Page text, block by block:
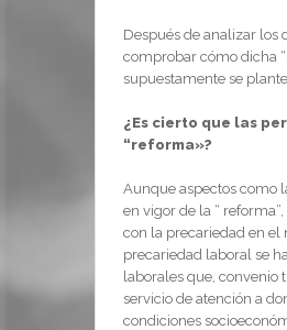
Después de analizar los
comprobar cómo dicha
supuestamente se
¿Es cierto que las
“reforma»?
Aunque aspectos como
en vigor de la “
con la precariedad en el
precariedad laboral se
laborales que, convenio
servicio de atención a
condiciones